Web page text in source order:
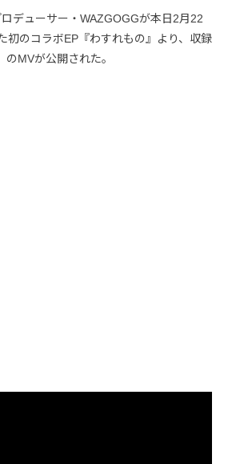
デューサー・WAZGOGGが本日2月22
初のコラボEP『わすれもの』より、収録
MVが公開された。